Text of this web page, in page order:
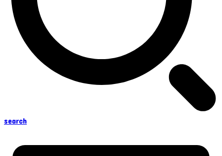
search